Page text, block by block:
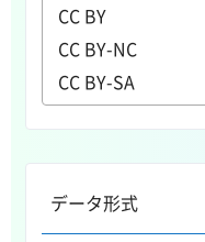
データ形式